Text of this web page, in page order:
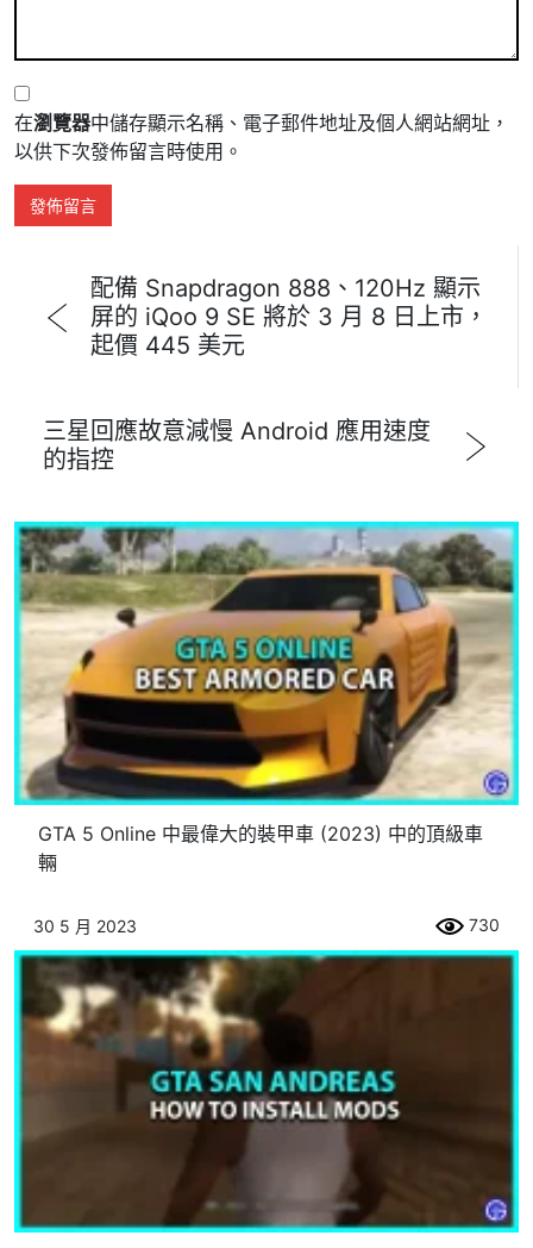
在瀏覽器中儲存顯示名稱、電子郵件地址及個人網站網址，
以供下次發佈留言時使用。
配備 Snapdragon 888、120Hz 顯示
屏的 iQoo 9 SE 將於 3 月 8 日上市，
起價 445 美元
三星回應故意減慢 Android 應用速度
的指控
GTA 5 Online 中最偉大的裝甲車 (2023) 中的頂級車
輛
30 5 月 2023 730